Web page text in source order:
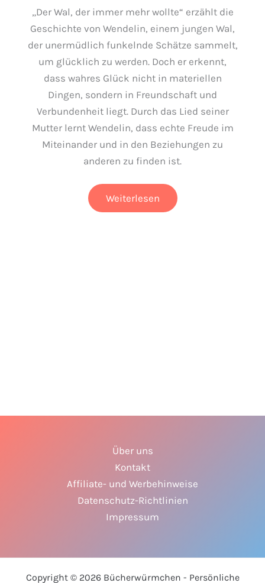
„Der Wal, der immer mehr wollte“ erzählt die
Geschichte von Wendelin, einem jungen Wal,
der unermüdlich funkelnde Schätze sammelt,
um glücklich zu werden. Doch er erkennt,
dass wahres Glück nicht in materiellen
Dingen, sondern in Freundschaft und
Verbundenheit liegt. Durch das Lied seiner
Mutter lernt Wendelin, dass echte Freude im
Miteinander und in den Beziehungen zu
anderen zu finden ist.
Der
Wal,
Weiterlesen
Über uns
Kontakt
Affiliate- und Werbehinweise
Datenschutz-Richtlinien
Impressum
Copyright © 2026 Bücherwürmchen - Persönliche